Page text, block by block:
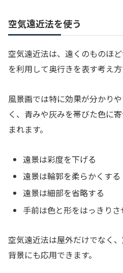
空気遠近法を使う
空気遠近法は、遠くのものほ
を利用して奥行きを表す考え方
風景画では特に効果が分かり
く、青みや灰みを帯びた色に
まれます。
遠景は彩度を下げる
遠景は輪郭を柔らかくする
遠景は細部を省略する
手前は色と形をはっきりさ
空気遠近法は屋外だけでなく
背景にも応用できます。